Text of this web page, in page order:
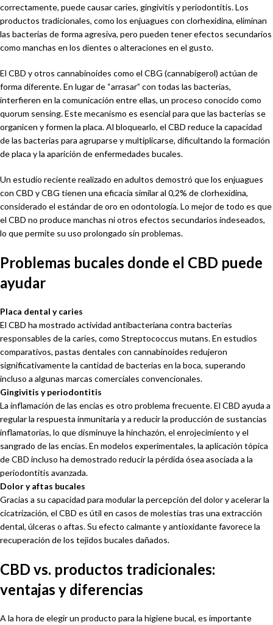
correctamente, puede causar caries, gingivitis y periodontitis. Los
productos tradicionales, como los enjuagues con clorhexidina, eliminan
las bacterias de forma agresiva, pero pueden tener efectos secundarios
como manchas en los dientes o alteraciones en el gusto.
El CBD y otros cannabinoides como el CBG (cannabigerol) actúan de
forma diferente. En lugar de “arrasar” con todas las bacterias,
interfieren en la comunicación entre ellas, un proceso conocido como
quorum sensing. Este mecanismo es esencial para que las bacterias se
organicen y formen la placa. Al bloquearlo, el CBD reduce la capacidad
de las bacterias para agruparse y multiplicarse, dificultando la formación
de placa y la aparición de enfermedades bucales.
Un estudio reciente realizado en adultos demostró que los enjuagues
con CBD y CBG tienen una eficacia similar al 0,2% de clorhexidina,
considerado el estándar de oro en odontología. Lo mejor de todo es que
el CBD no produce manchas ni otros efectos secundarios indeseados,
lo que permite su uso prolongado sin problemas.
Problemas bucales donde el CBD puede
ayudar
Placa dental y caries
El CBD ha mostrado actividad antibacteriana contra bacterias
responsables de la caries, como Streptococcus mutans. En estudios
comparativos, pastas dentales con cannabinoides redujeron
significativamente la cantidad de bacterias en la boca, superando
incluso a algunas marcas comerciales convencionales.
Gingivitis y periodontitis
La inflamación de las encías es otro problema frecuente. El CBD ayuda a
regular la respuesta inmunitaria y a reducir la producción de sustancias
inflamatorias, lo que disminuye la hinchazón, el enrojecimiento y el
sangrado de las encías. En modelos experimentales, la aplicación tópica
de CBD incluso ha demostrado reducir la pérdida ósea asociada a la
periodontitis avanzada.
Dolor y aftas bucales
Gracias a su capacidad para modular la percepción del dolor y acelerar la
cicatrización, el CBD es útil en casos de molestias tras una extracción
dental, úlceras o aftas. Su efecto calmante y antioxidante favorece la
recuperación de los tejidos bucales dañados.
CBD vs. productos tradicionales:
ventajas y diferencias
A la hora de elegir un producto para la higiene bucal, es importante